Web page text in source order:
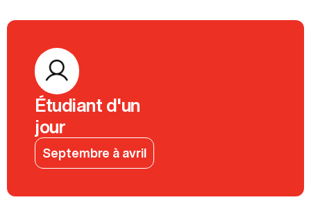
Étudiant d'un
jour
Septembre à avril